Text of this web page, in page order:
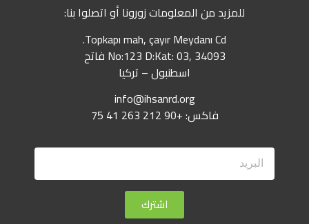
للمزيد من المعلومات زورونا أو اتصلوا بنا:
Topkapı mah, çayır Meydanı Cd.
No:123 D:Kat: 03, 34093 فاتح
اسطنبول – تركيا
info@ihsanrd.org
فاكس: +90 212 263 41 75
اشترك